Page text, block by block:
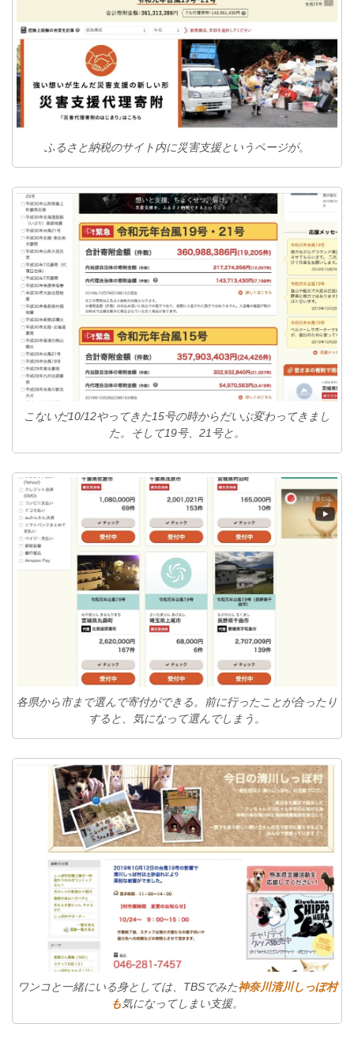
ふるさと納税のサイト内に災害支援というページが。
こないだ10/12やってきた15号の時からだいぶ変わってきまし
た。そして19号、21号と。
各県から市まで選んで寄付ができる。前に行ったことが合ったり
すると、気になって選んでしまう。
ワンコと一緒にいる身としては、TBSでみた神奈川清川しっぽ村
も気になってしまい支援。